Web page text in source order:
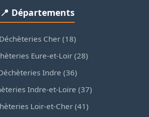
📍 Départements
Déchèteries Cher (18)
Eure-et-Loir (28)
Indre (36)
Indre-et-Loire (37)
Loir-et-Cher (41)